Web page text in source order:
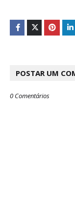
POSTAR UM
0 Comentários